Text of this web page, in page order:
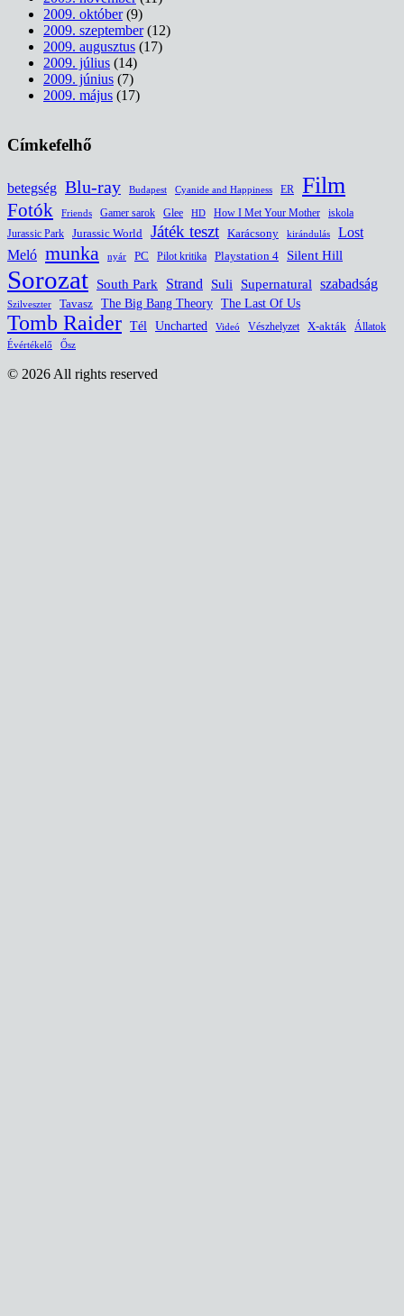
2009. október(9)
2009. szeptember(12)
2009. augusztus (17)
2009. július (14)
2009. június (7)
2009. május (17)
Címkefelhő
betegség Blu-ray Budapest Cyanide and Happiness ER Film
Fotók Friends Gamer sarok Glee HD How I Met Your Mother
iskola
Jurassic Park
Jurassic World Játék teszt Karácsony kirándulás Lost
Meló munka nyár PC Pilot kritika Playstation 4 Silent Hill
Sorozat South Park Strand Suli Supernatural szabadság
Szilveszter Tavasz The Big Bang Theory The Last Of Us
Tomb Raider Tél Uncharted Videó Vészhelyzet X-akták Állatok
Évértékelő Ősz
© 2026 All rights reserved